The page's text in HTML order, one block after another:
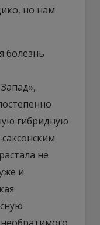
но нам
болезнь
гибридную
не
и